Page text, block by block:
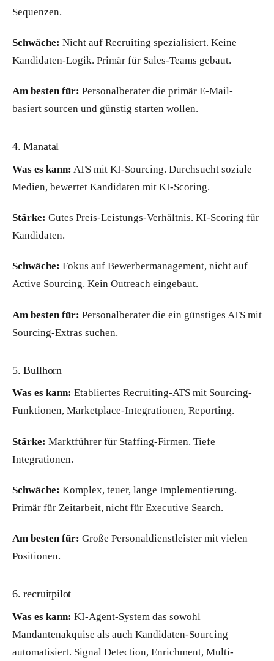
Sequenzen.
Schwäche: Nicht auf Recruiting spezialisiert. Keine
Kandidaten-Logik. Primär für Sales-Teams gebaut.
Am besten für: Personalberater die primär E-Mail-
basiert sourcen und günstig starten wollen.
4. Manatal
Was es kann: ATS mit KI-Sourcing. Durchsucht soziale
Medien, bewertet Kandidaten mit KI-Scoring.
Stärke: Gutes Preis-Leistungs-Verhältnis. KI-Scoring für
Kandidaten.
Schwäche: Fokus auf Bewerbermanagement, nicht auf
Active Sourcing. Kein Outreach eingebaut.
Am besten für: Personalberater die ein günstiges ATS mit
Sourcing-Extras suchen.
5. Bullhorn
Was es kann: Etabliertes Recruiting-ATS mit Sourcing-
Funktionen, Marketplace-Integrationen, Reporting.
Stärke: Marktführer für Staffing-Firmen. Tiefe
Integrationen.
Schwäche: Komplex, teuer, lange Implementierung.
Primär für Zeitarbeit, nicht für Executive Search.
Am besten für: Große Personaldienstleister mit vielen
Positionen.
6. recruitpilot
Was es kann: KI-Agent-System das sowohl
Mandantenakquise als auch Kandidaten-Sourcing
automatisiert. Signal Detection, Enrichment, Multi-